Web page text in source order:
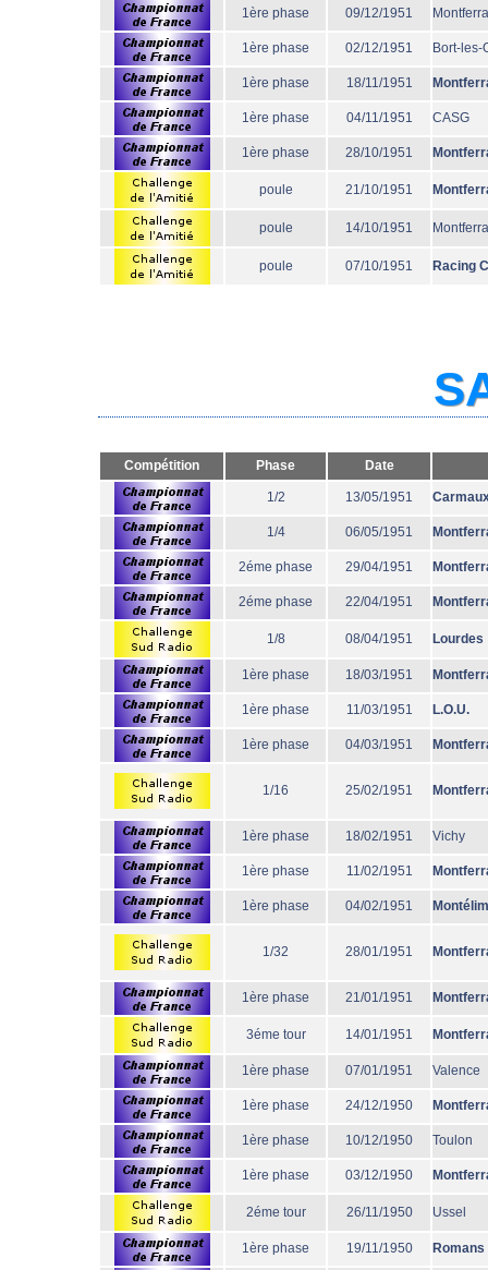
1ère phase 09/12/1951
1ère phase 02/12/1951 Bort-les-
1ère phase 18/11/1951
1ère phase 04/11/1951 CASG
1ère phase 28/10/1951
poule 21/10/1951
poule 14/10/1951
poule 07/10/1951 Racing
Compétition Phase Date
1/2 13/05/1951
1/4 06/05/1951
2éme phase 29/04/1951
2éme phase 22/04/1951
1/8 08/04/1951 Lourdes
1ère phase 18/03/1951
1ère phase 11/03/1951 L.O.U.
1ère phase 04/03/1951
1/16 25/02/1951
1ère phase 18/02/1951 Vichy
1ère phase 11/02/1951
1ère phase 04/02/1951
1/32 28/01/1951
1ère phase 21/01/1951
3éme tour 14/01/1951
1ère phase 07/01/1951 Valence
1ère phase 24/12/1950
1ère phase 10/12/1950 Toulon
1ère phase 03/12/1950
2éme tour 26/11/1950 Ussel
1ère phase 19/11/1950 Romans